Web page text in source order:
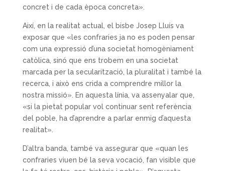
concret i de cada època concreta».
Així, en la realitat actual, el bisbe Josep Lluís va
exposar que «les confraries ja no es poden pensar
com una expressió d’una societat homogèniament
catòlica, sinó que ens trobem en una societat
marcada per la secularització, la pluralitat i també la
recerca, i això ens crida a comprendre millor la
nostra missió». En aquesta línia, va assenyalar que,
«si la pietat popular vol continuar sent referència
del poble, ha d’aprendre a parlar enmig d’aquesta
realitat».
D’altra banda, també va assegurar que «quan les
confraries viuen bé la seva vocació, fan visible que